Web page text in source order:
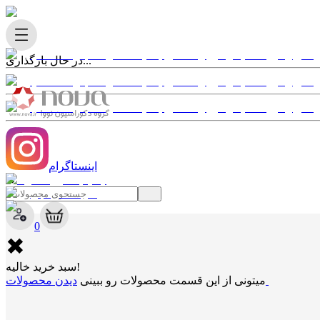
در حال بارگذاری...
✖
0
✖
سبد خرید خالیه!
میتونی از این قسمت محصولات رو ببینی
اینستاگرام